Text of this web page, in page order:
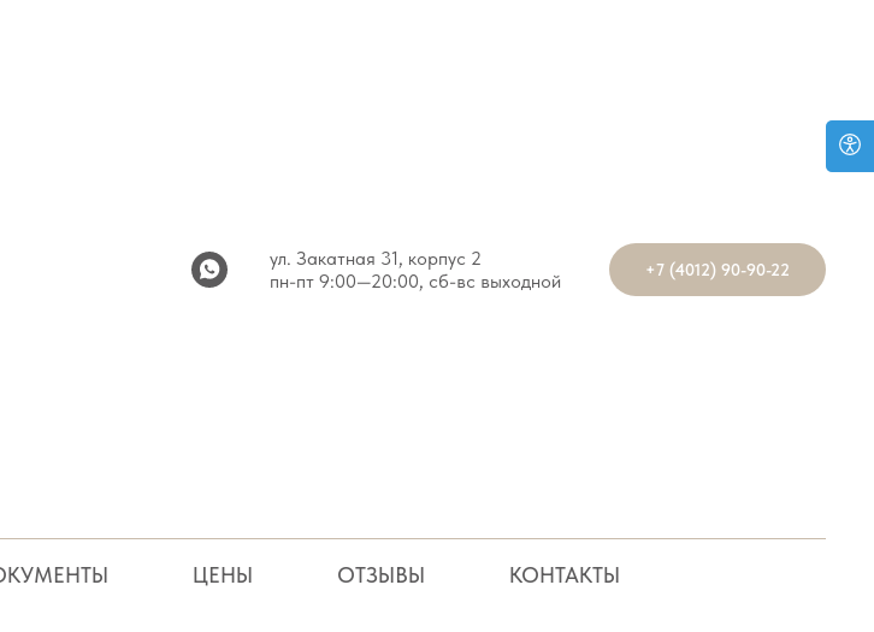
ул. Закатная 31, корпус 2
пн-пт 9:00—20:00, сб-вс выходной
+7 (4012) 90-90-22
ЦЕНЫ ОТЗЫВЫ КОНТАКТЫ